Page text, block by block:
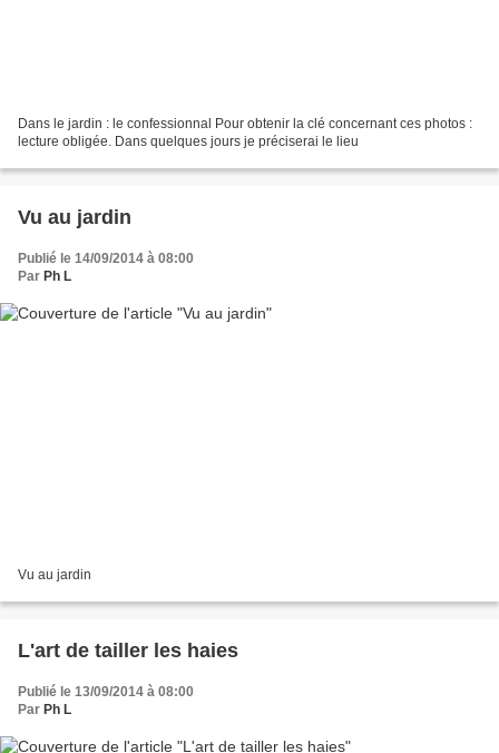
Dans le jardin : le confessionnal Pour obtenir la clé concernant ces photos :
lecture obligée. Dans quelques jours je préciserai le lieu
Vu au jardin
Publié le 14/09/2014 à 08:00
Par Ph L
Vu au jardin
L'art de tailler les haies
Publié le 13/09/2014 à 08:00
Par Ph L